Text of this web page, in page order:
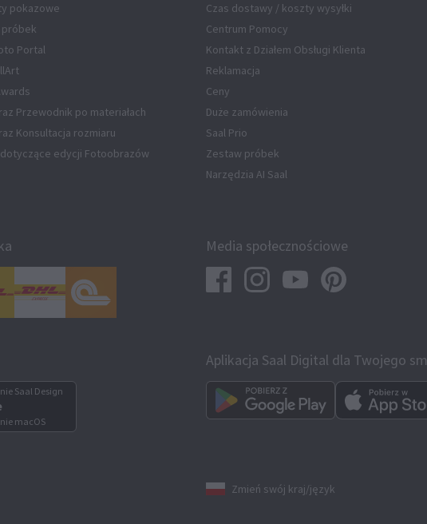
pokazowe
Portal
Przewodnik po materiałach
Konsultacja rozmiaru
edycji Fotoobrazów
Czas dostawy / koszty wysyłki
Centrum Pomocy
Kontakt z Działem Obsługi Klienta
Reklamacja
Ceny
Duże zamówienia
Saal Prio
Zestaw próbek
Narzędzia AI Saal
Media społecznościowe
Saal Design
macOS
Aplikacja Saal Digital dla Twojego
Zmień swój kraj/język